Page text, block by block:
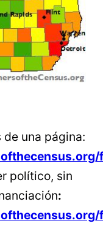
una página:
político, sin
: